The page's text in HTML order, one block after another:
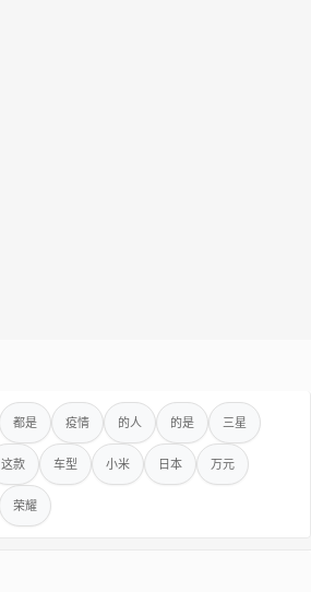
都是 疫情 的人 的是 三星
这款 车型 小米 日本 万元
荣耀